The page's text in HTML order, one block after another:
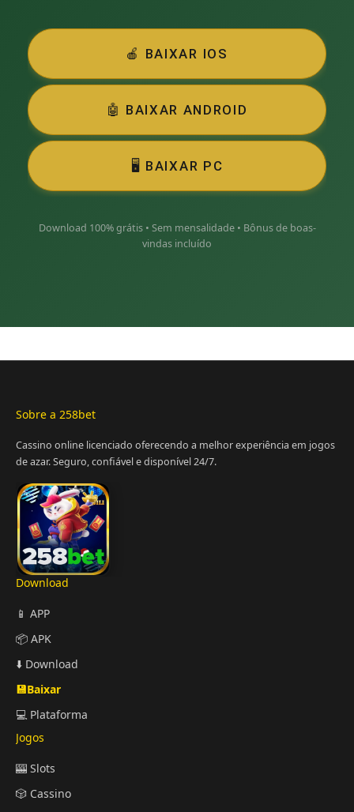
🍎 BAIXAR IOS
🤖 BAIXAR ANDROID
🖥️ BAIXAR PC
Download 100% grátis • Sem mensalidade • Bônus de boas-
vindas incluído
Sobre a 258bet
Cassino online licenciado oferecendo a melhor experiência em jogos
de azar. Seguro, confiável e disponível 24/7.
Download
📱 APP
📦 APK
⬇️ Download
💾Baixar
💻 Plataforma
Jogos
🎰 Slots
🎲 Cassino